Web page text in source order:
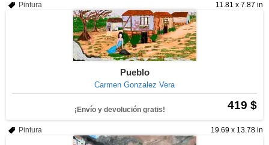
11.81 x 7.87 in
Pintura
Pueblo
Carmen Gonzalez Vera
419 $
¡Envío y devolución gratis!
19.69 x 13.78 in
Pintura